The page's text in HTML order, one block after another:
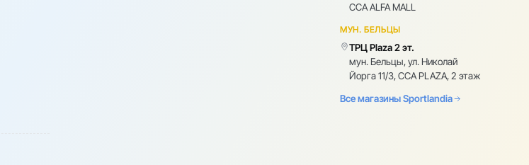
CCA ALFA MALL
МУН. БЕЛЬЦЫ
ТРЦ Plaza 2 эт.
мун. Бельцы, ул. Николай
Йорга 11/3, CCA PLAZA, 2 этаж
Все магазины Sportlandia